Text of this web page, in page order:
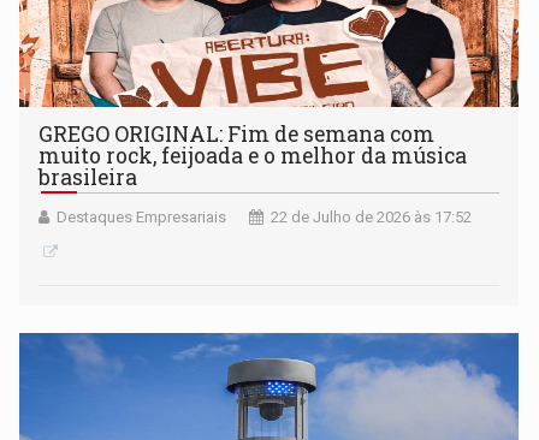
GREGO ORIGINAL: Fim de semana com
muito rock, feijoada e o melhor da música
brasileira
Destaques Empresariais 22 de Julho de 2026 às 17:52